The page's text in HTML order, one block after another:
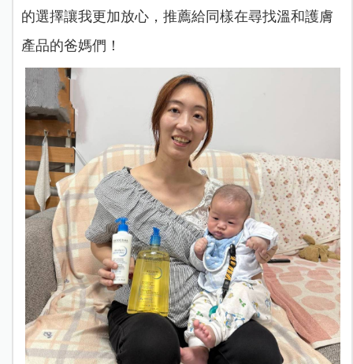
的選擇讓我更加放心，推薦給同樣在尋找溫和護膚
產品的爸媽們！